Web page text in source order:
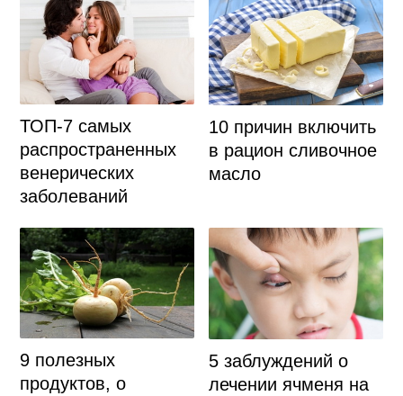
ТОП-7 самых
распространенных
венерических
заболеваний
10 причин включить
в рацион сливочное
масло
9 полезных
продуктов, о
5 заблуждений о
лечении ячменя на